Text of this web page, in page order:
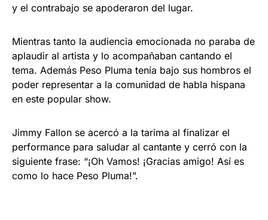
y el contrabajo se apoderaron del lugar.
Mientras tanto la audiencia emocionada no paraba de
aplaudir al artista y lo acompañaban cantando el
tema. Además Peso Pluma tenía bajo sus hombros el
poder representar a la comunidad de habla hispana
en este popular show.
Jimmy Fallon se acercó a la tarima al finalizar el
performance para saludar al cantante y cerró con la
siguiente frase: “¡Oh Vamos! ¡Gracias amigo! Así es
como lo hace Peso Pluma!”.